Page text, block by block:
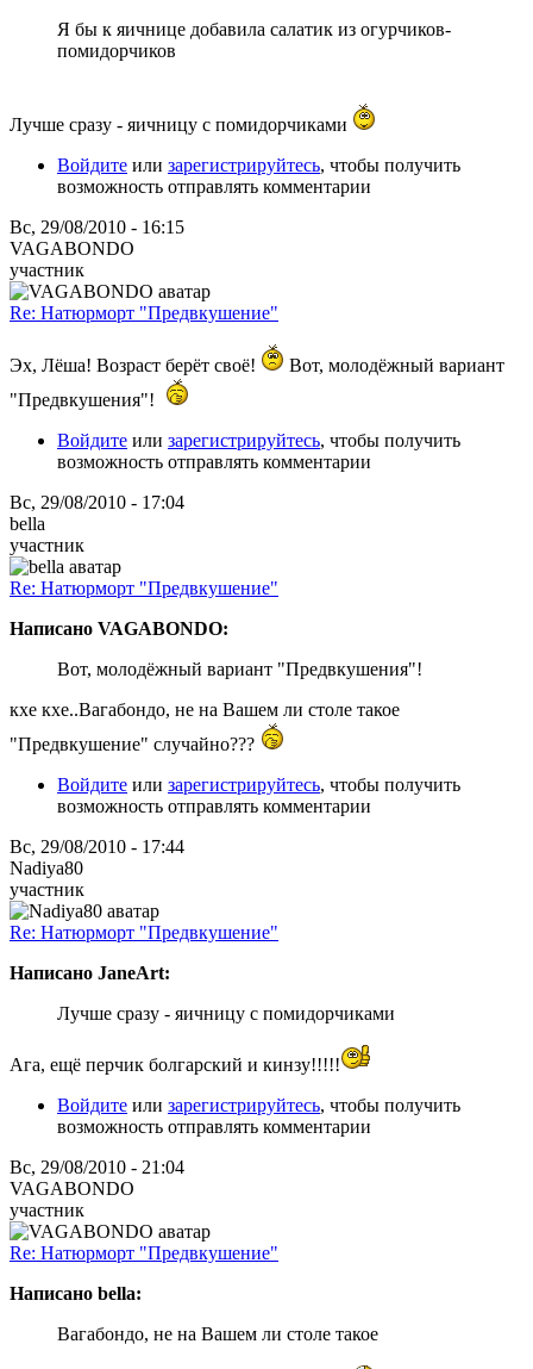
Я бы к яичнице добавила салатик из огурчиков-
помидорчиков
Лучше сразу - яичницу с помидорчиками
Войдите или зарегистрируйтесь, чтобы получить
возможность отправлять комментарии
Вс, 29/08/2010 - 16:15
VAGABONDO
участник
Re: Натюрморт "Предвкушение"
Эх, Лёша! Возраст берёт своё!
Вот, молодёжный вариант
"Предвкушения"!
Войдите или зарегистрируйтесь, чтобы получить
возможность отправлять комментарии
Вс, 29/08/2010 - 17:04
bella
участник
Re: Натюрморт "Предвкушение"
Написано VAGABONDO:
Вот, молодёжный вариант "Предвкушения"!
кхе кхе..Вагабондо, не на Вашем ли столе такое
"Предвкушение" случайно???
Войдите или зарегистрируйтесь, чтобы получить
возможность отправлять комментарии
Вс, 29/08/2010 - 17:44
Nadiya80
участник
Re: Натюрморт "Предвкушение"
Написано JaneArt:
Лучше сразу - яичницу с помидорчиками
Ага, ещё перчик болгарский и кинзу!!!!!
Войдите или зарегистрируйтесь, чтобы получить
возможность отправлять комментарии
Вс, 29/08/2010 - 21:04
VAGABONDO
участник
Re: Натюрморт "Предвкушение"
Написано bella:
Вагабондо, не на Вашем ли столе такое